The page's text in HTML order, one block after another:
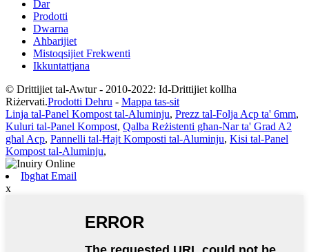
Dar
Prodotti
Dwarna
Aħbarijiet
Mistoqsijiet Frekwenti
Ikkuntattjana
© Drittijiet tal-Awtur - 2010-2022: Id-Drittijiet kollha
Riżervati.Prodotti Dehru - Mappa tas-sit
Linja tal-Panel Kompost tal-Aluminju, Prezz tal-Folja Acp ta' 6mm,
Kuluri tal-Panel Kompost, Qalba Reżistenti għan-Nar ta' Grad A2
għal Acp, Pannelli tal-Ħajt Komposti tal-Aluminju, Kisi tal-Panel
Kompost tal-Aluminju,
Ibgħat Email
x